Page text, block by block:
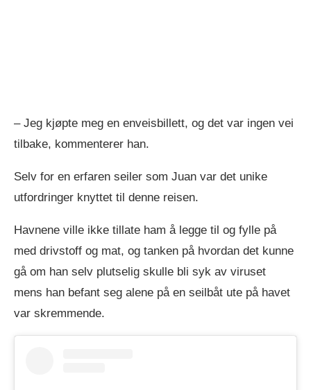
– Jeg kjøpte meg en enveisbillett, og det var ingen vei
tilbake, kommenterer han.
Selv for en erfaren seiler som Juan var det unike
utfordringer knyttet til denne reisen.
Havnene ville ikke tillate ham å legge til og fylle på
med drivstoff og mat, og tanken på hvordan det kunne
gå om han selv plutselig skulle bli syk av viruset
mens han befant seg alene på en seilbåt ute på havet
var skremmende.